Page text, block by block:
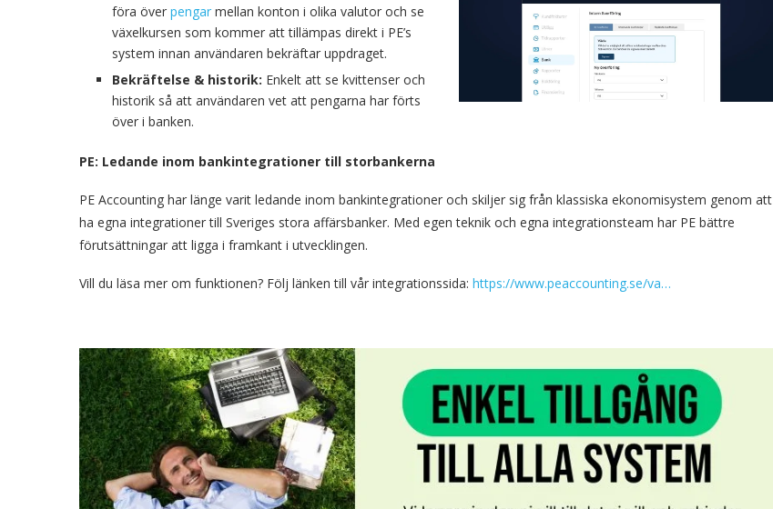
föra över pengar mellan konton i olika valutor och se
växelkursen som kommer att tillämpas direkt i PE’s
system innan användaren bekräftar uppdraget.
Bekräftelse & historik: Enkelt att se kvittenser och
historik så att användaren vet att pengarna har förts
över i banken.
PE: Ledande inom bankintegrationer till storbankerna
PE Accounting har länge varit ledande inom bankintegrationer och skiljer sig från klassiska ekonomisystem genom att
ha egna integrationer till Sveriges stora affärsbanker. Med egen teknik och egna integrationsteam har PE bättre
förutsättningar att ligga i framkant i utvecklingen.
Vill du läsa mer om funktionen? Följ länken till vår integrationssida: https://www.peaccounting.se/va…